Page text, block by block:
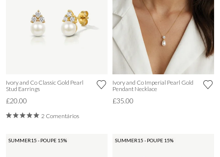
Ivory and Co Classic Gold Pearl
Stud Earrings
£20.00
2 Comentários
Ivory and Co Imperial Pearl Gold
Pendant Necklace
£35.00
SUMMER15 - POUPE 15% SUMMER15 - POUPE 15%